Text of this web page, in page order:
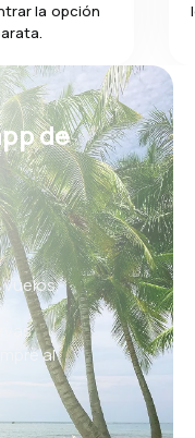
la opción
de
vuelos,
al